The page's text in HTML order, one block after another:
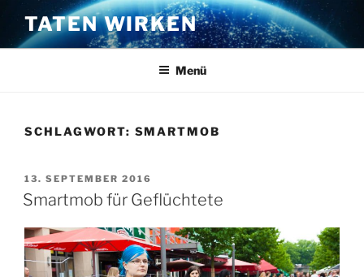
Inhalt
springen
TATEN WIRKEN
Menü
SCHLAGWORT: SMARTMOB
VERÖFFENTLICHT
AM
13. SEPTEMBER 2016
Smartmob für Geflüchtete